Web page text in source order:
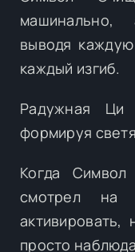
выводя
каждый изгиб.
Радужная Ци
формируя
Когда
смотрел на
активировать,
просто